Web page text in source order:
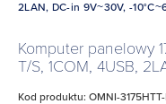
2LAN, DC-in 9V~30V, -
Komputer panelowy
T/S, 1COM, 4USB,
Kod produktu: OMNI-3175HTT-